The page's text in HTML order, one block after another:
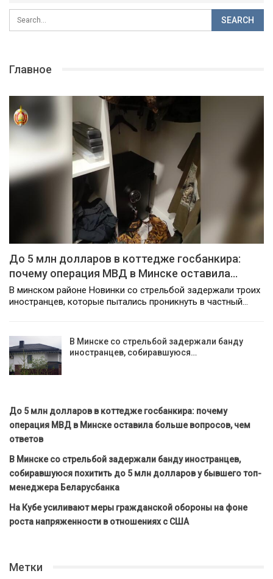
Главное
До 5 млн долларов в коттедже госбанкира:
почему операция МВД в Минске оставила…
В минском районе Новинки со стрельбой задержали троих
иностранцев, которые пытались проникнуть в частный…
В Минске со стрельбой задержали банду
иностранцев, собиравшуюся…
До 5 млн долларов в коттедже госбанкира: почему
операция МВД в Минске оставила больше вопросов, чем
ответов
В Минске со стрельбой задержали банду иностранцев,
собиравшуюся похитить до 5 млн долларов у бывшего топ-
менеджера Беларусбанка
На Кубе усиливают меры гражданской обороны на фоне
роста напряженности в отношениях с США
Метки